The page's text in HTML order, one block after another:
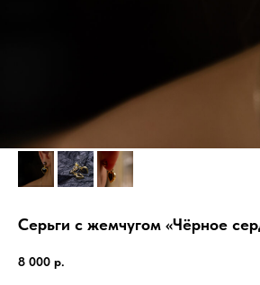
Серьги с жемчугом «Чёрное
8 000 р.